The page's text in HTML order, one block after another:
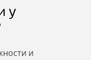
у
и